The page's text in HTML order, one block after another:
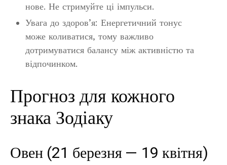
нове. Не стримуйте ці імпульси.
Увага до здоров’я: Енергетичний тонус
може коливатися, тому важливо
дотримуватися балансу між активністю та
відпочинком.
Прогноз для кожного
знака Зодіаку
Овен (21 березня — 19 квітня)